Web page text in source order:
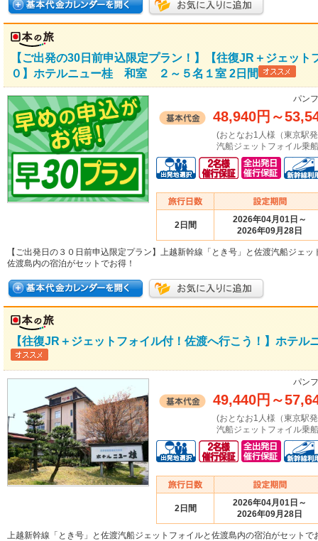
【ご出発の30日前申込限定プラン！】【往復JR＋ジェット
０】ホテルニュー桂 和室 ２～５名１室 2日間
パン
48,940円 ～
(おとなお1人様（東京駅
汽船ジェットフォイル乗
2日間
2026年04月01日～
2026年09月28日
【ご出発日の３０日前申込限定プラン】上越新幹線「とき号」と佐渡汽船ジェッ
佐渡島内の宿泊がセットでお得！
【往復JR＋ジェットフォイル付！佐渡へ行こう！】ホテ
パン
49,440円 ～
(おとなお1人様（東京駅
汽船ジェットフォイル乗
2日間
2026年04月01日～
2026年09月28日
上越新幹線「とき号」と佐渡汽船ジェットフォイルと佐渡島内の宿泊がセットで